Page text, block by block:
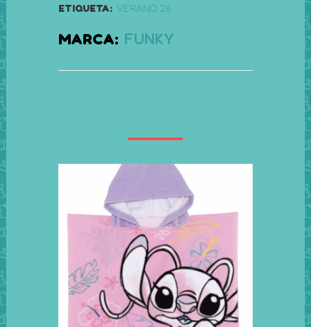
ETIQUETA: VERANO 26
MARCA: FUNKY